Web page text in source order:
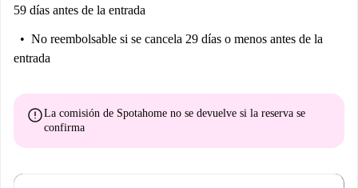
59 días antes de la entrada
No reembolsable si se cancela 29 días o menos antes de la
entrada
errorLa comisión de Spotahome no se devuelve si la reserva se
confirma